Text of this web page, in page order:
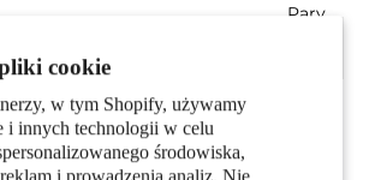
cookie
w tym Shopify, używamy
i innych technologii w celu
środowiska,
i prowadzenia analiz. Nie
Pary
złota
oczka wynosi 3.0 mm